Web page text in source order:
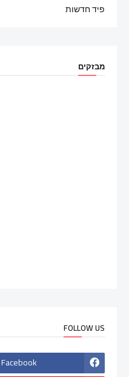
פיד חדשות
מבזקים
FOLLOW US
Facebook